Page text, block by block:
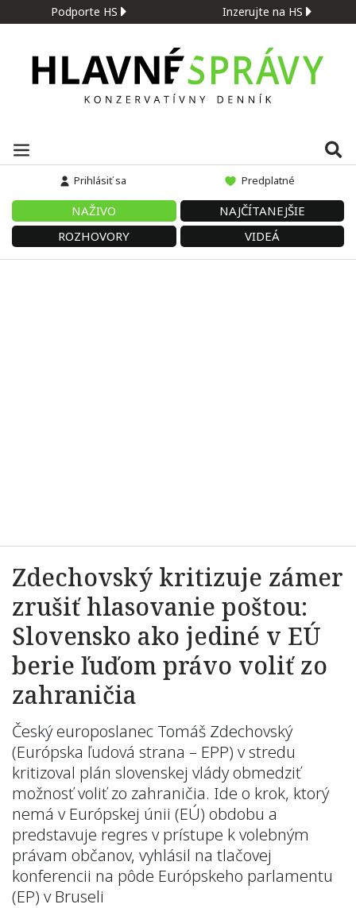
Podporte HS Inzerujte na HS
Prihlásiť sa Predplatné
NAŽIVO
NAJČÍTANEJŠIE
ROZHOVORY
VIDEÁ
Zdechovský kritizuje zámer
zrušiť hlasovanie poštou:
Slovensko ako jediné v EÚ
berie ľuďom právo voliť zo
zahraničia
Český europoslanec Tomáš Zdechovský
(Európska ľudová strana – EPP) v stredu
kritizoval plán slovenskej vlády obmedziť
možnosť voliť zo zahraničia. Ide o krok, ktorý
nemá v Európskej únii (EÚ) obdobu a
predstavuje regres v prístupe k volebným
právam občanov, vyhlásil na tlačovej
konferencii na pôde Európskeho parlamentu
(EP) v Bruseli